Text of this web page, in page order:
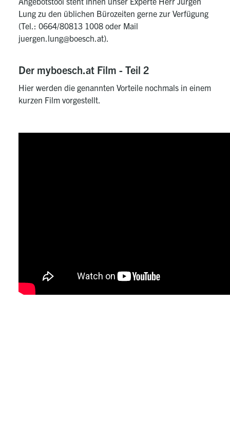
Lung zu den üblichen Bürozeiten gerne zur Verfügung
(Tel.: 0664/80813 1008 oder Mail
juergen.lung@boesch.at).
Der myboesch.at Film - Teil 2
Hier werden die genannten Vorteile nochmals in einem
kurzen Film vorgestellt.